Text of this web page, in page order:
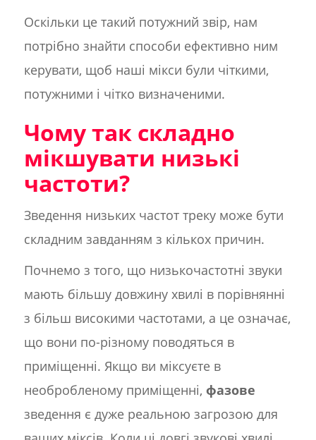
Оскільки це такий потужний звір, нам
потрібно знайти способи ефективно ним
керувати, щоб наші мікси були чіткими,
потужними і чітко визначеними.
Чому так складно
мікшувати низькі
частоти?
Зведення низьких частот треку може бути
складним завданням з кількох причин.
Почнемо з того, що низькочастотні звуки
мають більшу довжину хвилі в порівнянні
з більш високими частотами, а це означає,
що вони по-різному поводяться в
приміщенні. Якщо ви міксуєте в
необробленому приміщенні, фазове
зведення є дуже реальною загрозою для